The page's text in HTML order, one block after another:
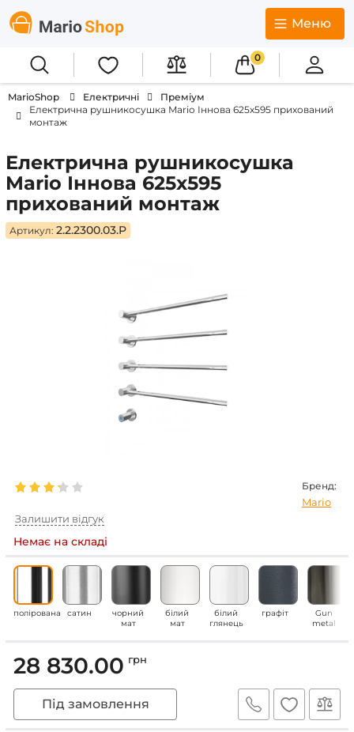
Меню
0
MarioShop Електричні
Преміум
Електрична рушникосушка Mario Іннова 625х595 прихований
монтаж
Електрична рушникосушка
Mario Іннова 625х595
прихований монтаж
Артикул: 2.2.2300.03.P
Бренд:
Mario
Залишити відгук
Немає на складі
полірована сатин
чорний
мат
білий
мат
білий
глянець
графіт
Gun
metal
28 830.00 грн
Під замовлення